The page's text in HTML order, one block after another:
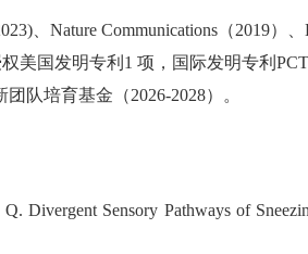
、Nature Communications（2019）、
美国发明专利1 项，国际发明专利
队培育基金（2026-2028）。
Sensory Pathways of